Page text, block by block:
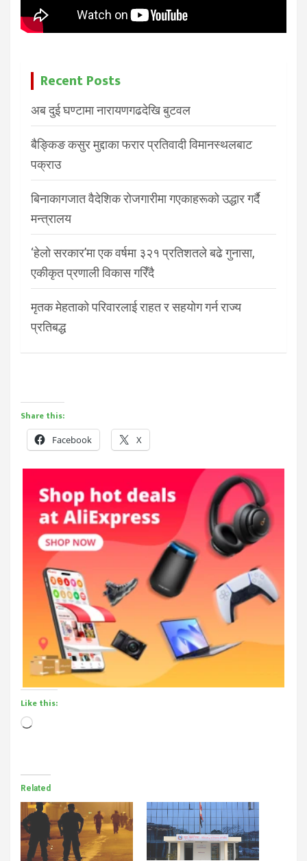
Recent Posts
अब दुई घण्टामा नारायणगढदेखि बुटवल
बैङ्किङ कसुर मुद्दाका फरार प्रतिवादी विमानस्थलबाट
पक्राउ
बिनाकागजात वैदेशिक रोजगारीमा गएकाहरूको उद्धार गर्दै
मन्त्रालय
‘हेलो सरकार’मा एक वर्षमा ३२१ प्रतिशतले बढे गुनासा,
एकीकृत प्रणाली विकास गरिँदै
मृतक मेहताको परिवारलाई राहत र सहयोग गर्न राज्य
प्रतिबद्ध
Share this:
Facebook X
Like this:
Loading…
Related